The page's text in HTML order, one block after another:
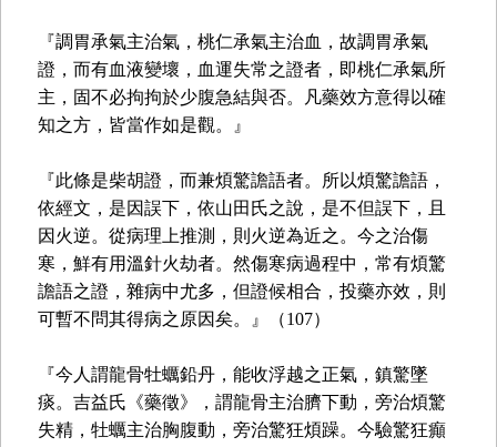
『調胃承氣主治氣，桃仁承氣主治血，故調胃承氣
證，而有血液變壞，血運失常之證者，即桃仁承氣所
主，固不必拘拘於少腹急結與否。凡藥效方意得以確
知之方，皆當作如是觀。』
『此條是柴胡證，而兼煩驚譫語者。所以煩驚譫語，
依經文，是因誤下，依山田氏之說，是不但誤下，且
因火逆。從病理上推測，則火逆為近之。今之治傷
寒，鮮有用溫針火劫者。然傷寒病過程中，常有煩驚
譫語之證，雜病中尤多，但證候相合，投藥亦效，則
可暫不問其得病之原因矣。』（107）
『今人謂龍骨牡蠣鉛丹，能收浮越之正氣，鎮驚墜
痰。吉益氏《藥徵》，謂龍骨主治臍下動，旁治煩驚
失精，牡蠣主治胸腹動，旁治驚狂煩躁。今驗驚狂癲